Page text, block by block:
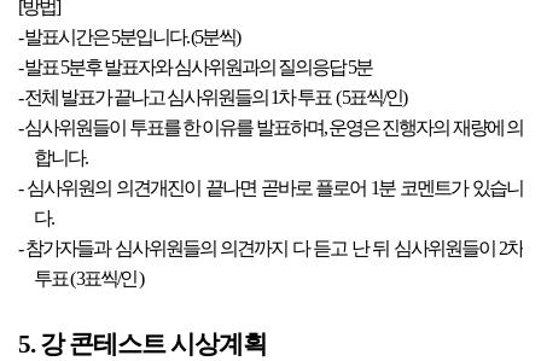
[방법]
- 발표시간은 5분입니다. (5분씩)
- 발표 5분후 발표자와 심사위원과의 질의응답 5분
- 전체 발표가 끝나고 심사위원들의 1차 투표 ( 5표씩/인)
- 심사위원들이 투표를 한 이유를 발표하며, 운영은 진행자의 재량에 의
합니다.
- 심사위원의 의견개진이 끝나면 곧바로 플로어 1분 코멘트가 있습니
다.
- 참가자들과 심사위원들의 의견까지 다 듣고 난 뒤 심사위원들이 2차
투표 ( 3표씩/인 )
5. 강 콘테스트 시상계획